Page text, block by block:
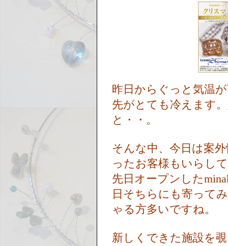
昨日からぐっと気温
先がとても冷えます
と・・。
そんな中、今日は案
ったお客様もいらし
先日オープンした
日そちらにも寄って
ゃる方多いですね。
新しくできた施設を